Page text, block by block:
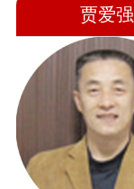
贾爱强